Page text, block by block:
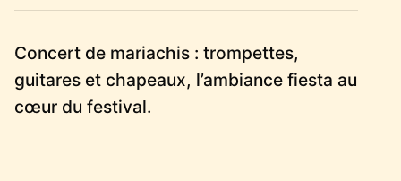
Concert de mariachis : trompettes,
guitares et chapeaux, l’ambiance fiesta au
cœur du festival.